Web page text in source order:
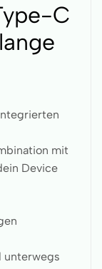
C
mit
Device
unterwegs